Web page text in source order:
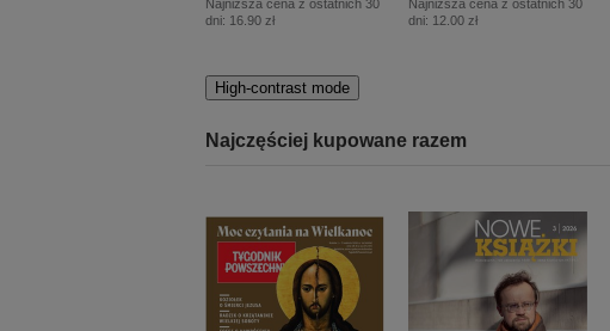
Najniższa cena z ostatnich 30
dni: 16.90 zł
Najniższa cena z ostatnich 30
dni: 12.00 zł
High-contrast mode
Najczęściej kupowane razem